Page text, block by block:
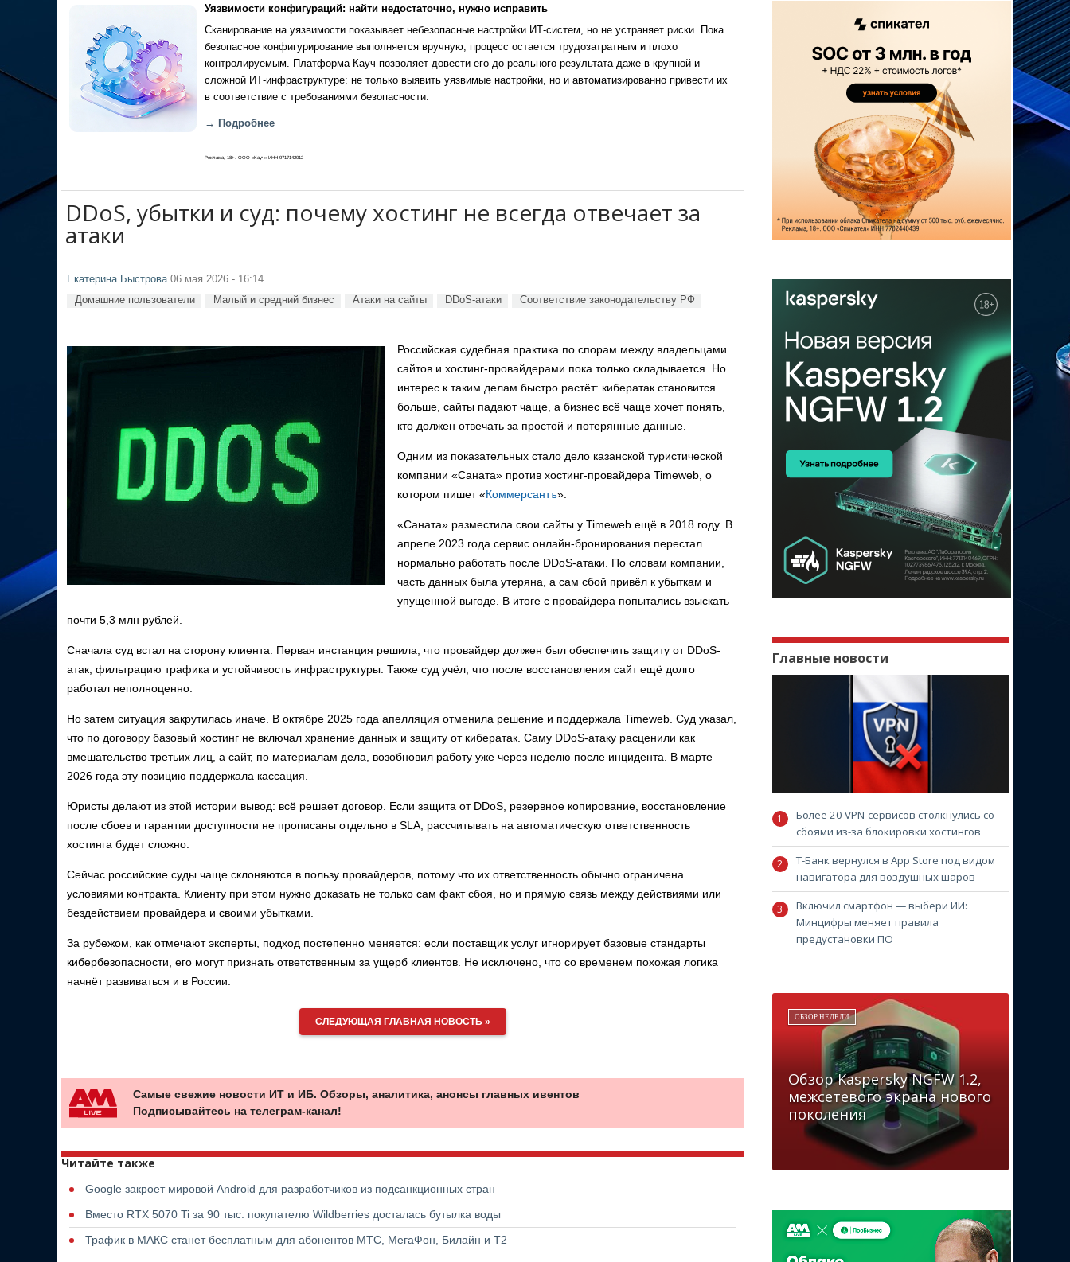
Уязвимости конфигураций: найти недостаточно, нужно исправить
Сканирование на уязвимости показывает небезопасные настройки ИТ-систем, но не устраняет риски. Пока
безопасное конфигурирование выполняется вручную, процесс остается трудозатратным и плохо
контролируемым. Платформа Кауч позволяет довести его до реального результата даже в крупной и
сложной ИТ-инфраструктуре: не только выявить уязвимые настройки, но и автоматизированно привести их
в соответствие с требованиями безопасности.
→ Подробнее
Реклама, 18+. ООО «Кауч» ИНН 9717142012
DDoS, убытки и суд: почему хостинг не всегда отвечает за
атаки
Екатерина Быстрова06 мая 2026 - 16:14
Домашние пользователи Малый и средний бизнес Атаки на сайты DDoS-атаки Соответствие законодательству РФ
Российская судебная практика по спорам между владельцами
сайтов и хостинг-провайдерами пока только складывается. Но
интерес к таким делам быстро растёт: кибератак становится
больше, сайты падают чаще, а бизнес всё чаще хочет понять,
кто должен отвечать за простой и потерянные данные.
Одним из показательных стало дело казанской туристической
компании «Саната» против хостинг-провайдера Timeweb, о
котором пишет «Коммерсантъ».
«Саната» разместила свои сайты у Timeweb ещё в 2018 году. В
апреле 2023 года сервис онлайн-бронирования перестал
нормально работать после DDoS-атаки. По словам компании,
часть данных была утеряна, а сам сбой привёл к убыткам и
упущенной выгоде. В итоге с провайдера попытались взыскать
почти 5,3 млн рублей.
Сначала суд встал на сторону клиента. Первая инстанция решила, что провайдер должен был обеспечить защиту от DDoS-
атак, фильтрацию трафика и устойчивость инфраструктуры. Также суд учёл, что после восстановления сайт ещё долго
работал неполноценно.
Но затем ситуация закрутилась иначе. В октябре 2025 года апелляция отменила решение и поддержала Timeweb. Суд указал,
что по договору базовый хостинг не включал хранение данных и защиту от кибератак. Саму DDoS-атаку расценили как
вмешательство третьих лиц, а сайт, по материалам дела, возобновил работу уже через неделю после инцидента. В марте
2026 года эту позицию поддержала кассация.
Юристы делают из этой истории вывод: всё решает договор. Если защита от DDoS, резервное копирование, восстановление
после сбоев и гарантии доступности не прописаны отдельно в SLA, рассчитывать на автоматическую ответственность
хостинга будет сложно.
Сейчас российские суды чаще склоняются в пользу провайдеров, потому что их ответственность обычно ограничена
условиями контракта. Клиенту при этом нужно доказать не только сам факт сбоя, но и прямую связь между действиями или
бездействием провайдера и своими убытками.
За рубежом, как отмечают эксперты, подход постепенно меняется: если поставщик услуг игнорирует базовые стандарты
кибербезопасности, его могут признать ответственным за ущерб клиентов. Не исключено, что со временем похожая логика
начнёт развиваться и в России.
СЛЕДУЮЩАЯ ГЛАВНАЯ НОВОСТЬ »
Самые свежие новости ИТ и ИБ. Обзоры, аналитика, анонсы главных ивентов
Подписывайтесь на телеграм-канал!
Читайте также
Google закроет мировой Android для разработчиков из подсанкционных стран
Вместо RTX 5070 Ti за 90 тыс. покупателю Wildberries досталась бутылка воды
Трафик в МАКС станет бесплатным для абонентов МТС, МегаФон, Билайн и Т2
Главные новости
Более 20 VPN-сервисов столкнулись со
сбоями из-за блокировки хостингов
Т-Банк вернулся в App Store под видом
навигатора для воздушных шаров
Включил смартфон — выбери ИИ:
Минцифры меняет правила
предустановки ПО
ОБЗОР НЕДЕЛИ
Обзор Kaspersky NGFW 1.2,
межсетевого экрана нового
поколения